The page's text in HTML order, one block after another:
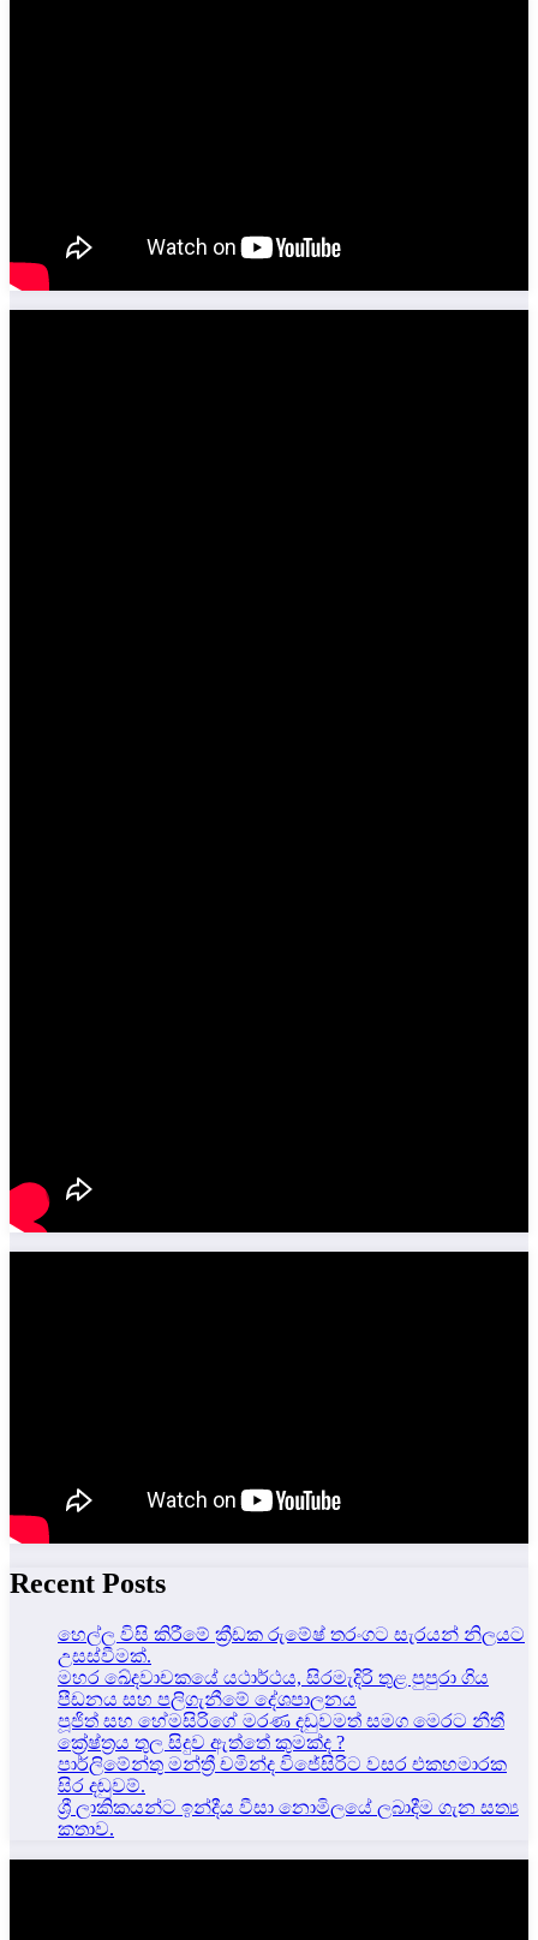
Recent Posts
හෙල්ල විසි කිරීමේ ක්‍රීඩක රුමේෂ් තරංගට සැරයන් නිලයට
උසස්වීමක්.
මහර ඛේදවාචකයේ යථාර්ථය, සිරමැදිරි තුළ පුපුරා ගිය
පීඩනය සහ පලිගැනීමේ දේශපාලනය
පූජිත් සහ හේමසිරිගේ මරණ දඩුවමත් සමග මෙරට නීතී
ක්‍රේෂ්ත්‍රය තුල සිදුව ඇත්තේ කුමක්ද ?
පාර්ලිමේන්තු මන්ත්‍රී චමින්ද විජේසිරිට වසර එකහමාරක
සිර දඬුවම්.
ශ්‍රී ලාකිකයන්ට ඉන්දීය වීසා නොමිලයේ ලබාදීම ගැන සත්‍ය
කතාව.